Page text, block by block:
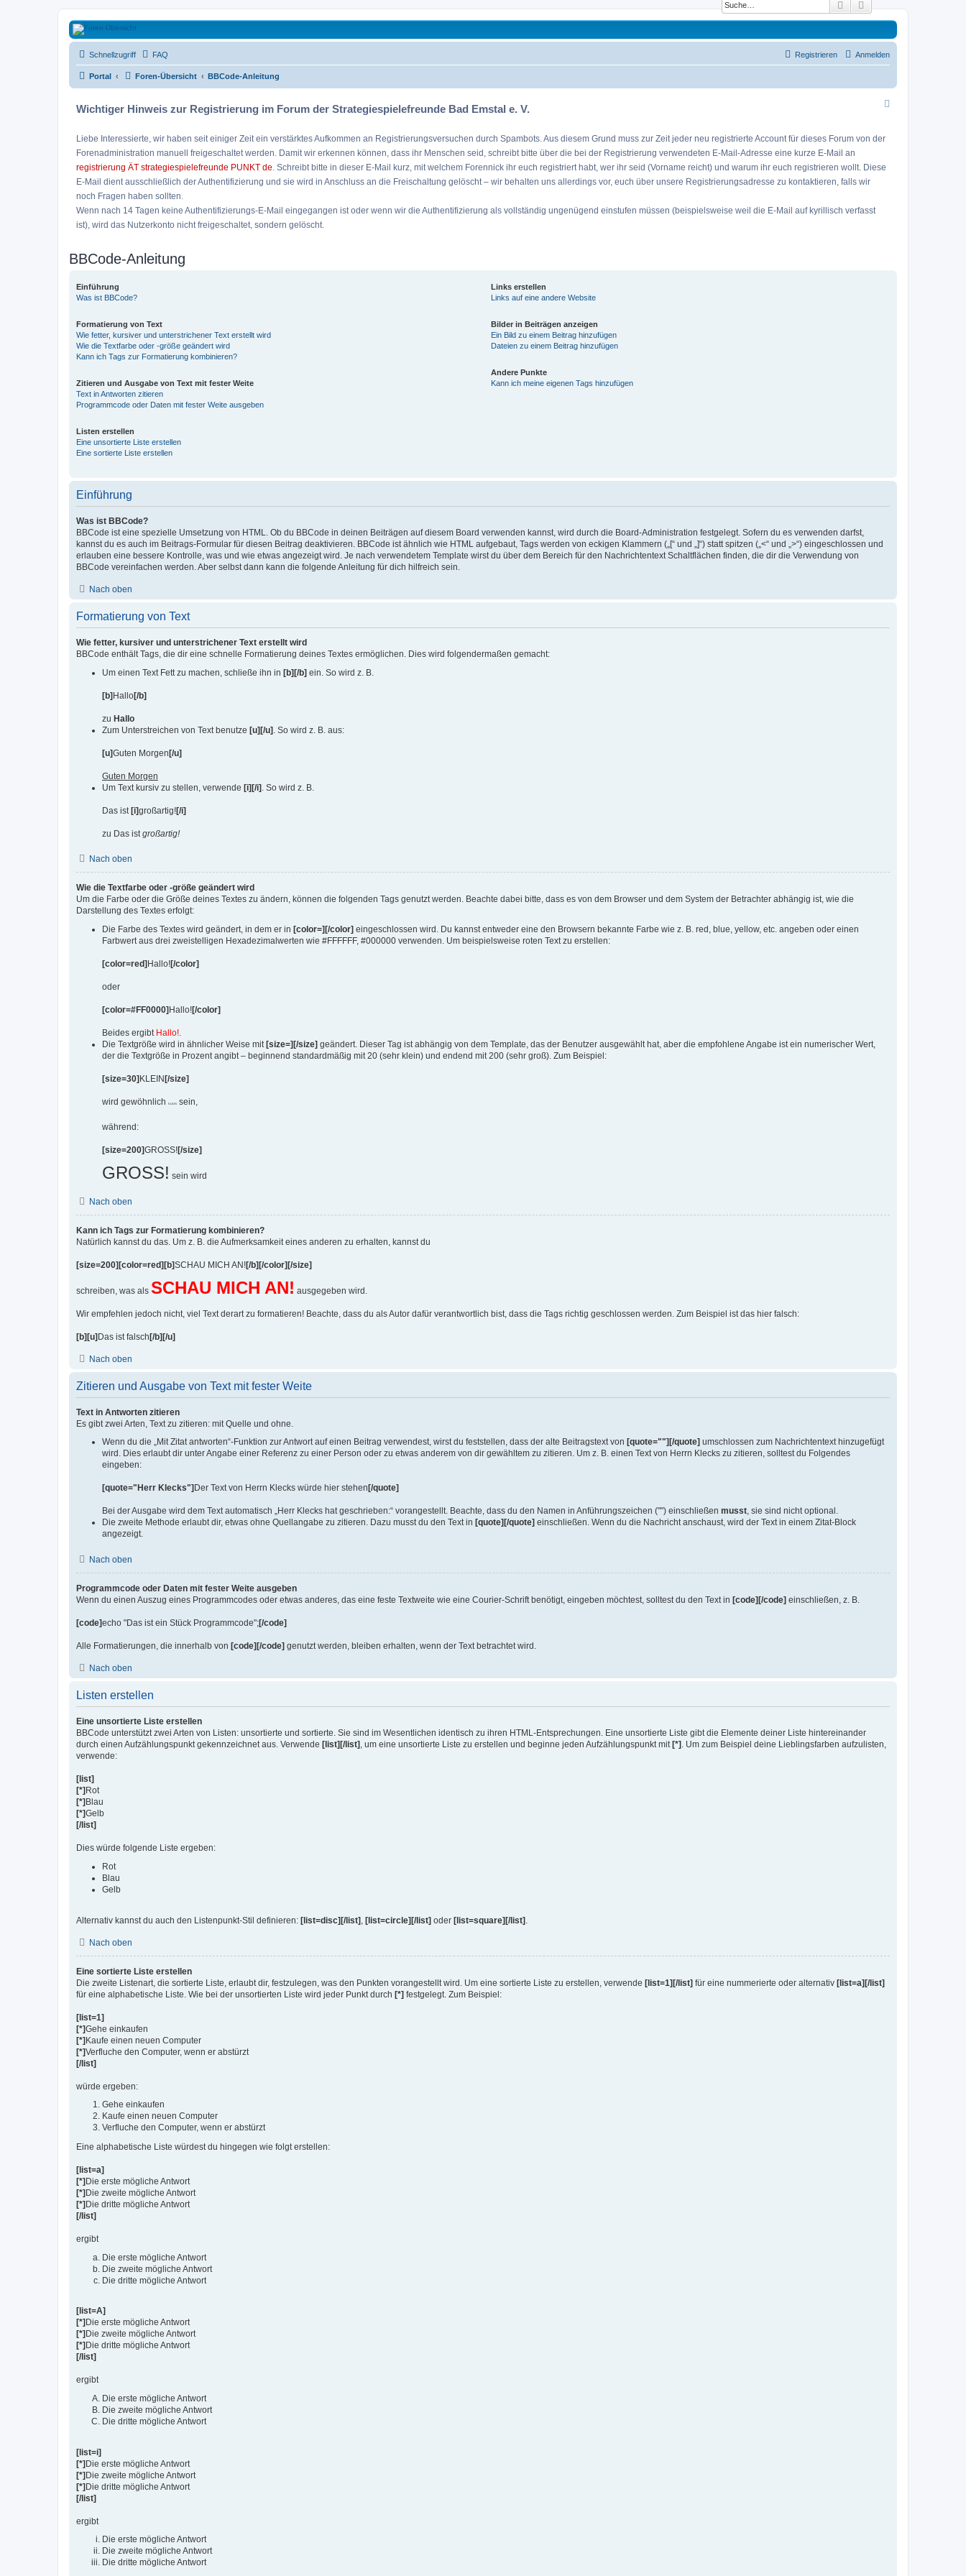
Suche
Strategiespielefreunde Bad Emstal e.V.
Das Forum der Strategiespielefreunde Bad Emstal e.V. - Tabletop und mehr
Schnellzugriff FAQ Anmelden
Registrieren
Portal Foren-Übersicht BBCode-Anleitung
Wichtiger Hinweis zur Registrierung im Forum der Strategiespielefreunde Bad Emstal e. V.
Liebe Interessierte, wir haben seit einiger Zeit ein verstärktes Aufkommen an Registrierungsversuchen durch Spambots. Aus diesem Grund muss zur Zeit jeder neu registrierte Account für dieses Forum von der
Forenadministration manuell freigeschaltet werden. Damit wir erkennen können, dass ihr Menschen seid, schreibt bitte über die bei der Registrierung verwendeten E-Mail-Adresse eine kurze E-Mail an
registrierung ÄT strategiespielefreunde PUNKT de. Schreibt bitte in dieser E-Mail kurz, mit welchem Forennick ihr euch registriert habt, wer ihr seid (Vorname reicht) und warum ihr euch registrieren wollt. Diese
E-Mail dient ausschließlich der Authentifizierung und sie wird in Anschluss an die Freischaltung gelöscht – wir behalten uns allerdings vor, euch über unsere Registrierungsadresse zu kontaktieren, falls wir
noch Fragen haben sollten.
Wenn nach 14 Tagen keine Authentifizierungs-E-Mail eingegangen ist oder wenn wir die Authentifizierung als vollständig ungenügend einstufen müssen (beispielsweise weil die E-Mail auf kyrillisch verfasst
ist), wird das Nutzerkonto nicht freigeschaltet, sondern gelöscht.
BBCode-Anleitung
Einführung
Was ist BBCode?
Formatierung von Text
Wie fetter, kursiver und unterstrichener Text erstellt wird
Wie die Textfarbe oder -größe geändert wird
Kann ich Tags zur Formatierung kombinieren?
Zitieren und Ausgabe von Text mit fester Weite
Text in Antworten zitieren
Programmcode oder Daten mit fester Weite ausgeben
Listen erstellen
Eine unsortierte Liste erstellen
Eine sortierte Liste erstellen
Links erstellen
Links auf eine andere Website
Bilder in Beiträgen anzeigen
Ein Bild zu einem Beitrag hinzufügen
Dateien zu einem Beitrag hinzufügen
Andere Punkte
Kann ich meine eigenen Tags hinzufügen
Einführung
Was ist BBCode?
BBCode ist eine spezielle Umsetzung von HTML. Ob du BBCode in deinen Beiträgen auf diesem Board verwenden kannst, wird durch die Board-Administration festgelegt. Sofern du es verwenden darfst,
kannst du es auch im Beitrags-Formular für diesen Beitrag deaktivieren. BBCode ist ähnlich wie HTML aufgebaut, Tags werden von eckigen Klammern („[“ und „]“) statt spitzen („<“ und „>“) eingeschlossen und
erlauben eine bessere Kontrolle, was und wie etwas angezeigt wird. Je nach verwendetem Template wirst du über dem Bereich für den Nachrichtentext Schaltflächen finden, die dir die Verwendung von
BBCode vereinfachen werden. Aber selbst dann kann die folgende Anleitung für dich hilfreich sein.
Nach oben
Formatierung von Text
Wie fetter, kursiver und unterstrichener Text erstellt wird
BBCode enthält Tags, die dir eine schnelle Formatierung deines Textes ermöglichen. Dies wird folgendermaßen gemacht:
Um einen Text Fett zu machen, schließe ihn in [b][/b] ein. So wird z. B.
[b]Hallo[/b]
zu Hallo
Zum Unterstreichen von Text benutze [u][/u] . So wird z. B. aus:
[u]Guten Morgen[/u]
Guten Morgen
Um Text kursiv zu stellen, verwende [i][/i] . So wird z. B.
Das ist [i]großartig![/i]
zu Das ist großartig!
Nach oben
Wie die Textfarbe oder -größe geändert wird
Um die Farbe oder die Größe deines Textes zu ändern, können die folgenden Tags genutzt werden. Beachte dabei bitte, dass es von dem Browser und dem System der Betrachter abhängig ist, wie die
Darstellung des Textes erfolgt:
Die Farbe des Textes wird geändert, in dem er in [color=][/color] eingeschlossen wird. Du kannst entweder eine den Browsern bekannte Farbe wie z. B. red, blue, yellow, etc. angeben oder einen
Farbwert aus drei zweistelligen Hexadezimalwerten wie #FFFFFF, #000000 verwenden. Um beispielsweise roten Text zu erstellen:
[color=red] Hallo![/color]
oder
[color=#FF0000] Hallo![/color]
Beides ergibt Hallo!.
Die Textgröße wird in ähnlicher Weise mit [size=][/size] geändert. Dieser Tag ist abhängig von dem Template, das der Benutzer ausgewählt hat, aber die empfohlene Angabe ist ein numerischer Wert,
der die Textgröße in Prozent angibt – beginnend standardmäßig mit 20 (sehr klein) und endend mit 200 (sehr groß). Zum Beispiel:
[size=30] KLEIN [/size]
wird gewöhnlich KLEIN sein,
während:
[size=200]GROSS![/size]
GROSS! sein wird
Nach oben
Kann ich Tags zur Formatierung kombinieren?
Natürlich kannst du das. Um z. B. die Aufmerksamkeit eines anderen zu erhalten, kannst du
[size=200][color=red][b]SCHAU MICH AN![/b][/color][/size]
schreiben, was als SCHAU MICH AN! ausgegeben wird.
Wir empfehlen jedoch nicht, viel Text derart zu formatieren! Beachte, dass du als Autor dafür verantwortlich bist, dass die Tags richtig geschlossen werden. Zum Beispiel ist das hier falsch:
[b][u]Das ist falsch[/b][/u]
Nach oben
Zitieren und Ausgabe von Text mit fester Weite
Text in Antworten zitieren
Es gibt zwei Arten, Text zu zitieren: mit Quelle und ohne.
Wenn du die „Mit Zitat antworten“-Funktion zur Antwort auf einen Beitrag verwendest, wirst du feststellen, dass der alte Beitragstext von [quote=""][/quote] umschlossen zum Nachrichtentext hinzugefügt
wird. Dies erlaubt dir unter Angabe einer Referenz zu einer Person oder zu etwas anderem von dir gewähltem zu zitieren. Um z. B. einen Text von Herrn Klecks zu zitieren, solltest du Folgendes
eingeben:
[quote="Herr Klecks"] Der Text von Herrn Klecks würde hier stehen [/quote]
Bei der Ausgabe wird dem Text automatisch „Herr Klecks hat geschrieben:“ vorangestellt. Beachte, dass du den Namen in Anführungszeichen ("") einschließen musst, sie sind nicht optional.
Die zweite Methode erlaubt dir, etwas ohne Quellangabe zu zitieren. Dazu musst du den Text in [quote][/quote] einschließen. Wenn du die Nachricht anschaust, wird der Text in einem Zitat-Block
angezeigt.
Nach oben
Programmcode oder Daten mit fester Weite ausgeben
Wenn du einen Auszug eines Programmcodes oder etwas anderes, das eine feste Textweite wie eine Courier-Schrift benötigt, eingeben möchtest, solltest du den Text in [code][/code] einschließen, z. B.
[code]echo "Das ist ein Stück Programmcode";[/code]
Alle Formatierungen, die innerhalb von [code][/code] genutzt werden, bleiben erhalten, wenn der Text betrachtet wird.
Nach oben
Listen erstellen
Eine unsortierte Liste erstellen
BBCode unterstützt zwei Arten von Listen: unsortierte und sortierte. Sie sind im Wesentlichen identisch zu ihren HTML-Entsprechungen. Eine unsortierte Liste gibt die Elemente deiner Liste hintereinander
durch einen Aufzählungspunkt gekennzeichnet aus. Verwende [list][/list] , um eine unsortierte Liste zu erstellen und beginne jeden Aufzählungspunkt mit [*] . Um zum Beispiel deine Lieblingsfarben aufzulisten,
verwende:
[list]
[*] Rot
[*] Blau
[*]Gelb
[/list]
Dies würde folgende Liste ergeben:
Rot
Blau
Gelb
Alternativ kannst du auch den Listenpunkt-Stil definieren: [list=disc][/list] [list=circle][/list] oder [list=square][/list]
Nach oben
Eine sortierte Liste erstellen
Die zweite Listenart, die sortierte Liste, erlaubt dir, festzulegen, was den Punkten vorangestellt wird. Um eine sortierte Liste zu erstellen, verwende [list=1][/list] für eine nummerierte oder alternativ [list=a][/list]
für eine alphabetische Liste. Wie bei der unsortierten Liste wird jeder Punkt durch [*] festgelegt. Zum Beispiel:
[list=1]
[*]Gehe einkaufen
[*]Kaufe einen neuen Computer
[*]Verfluche den Computer, wenn er abstürzt
[/list]
würde ergeben:
Gehe einkaufen
Kaufe einen neuen Computer
Verfluche den Computer, wenn er abstürzt
Eine alphabetische Liste würdest du hingegen wie folgt erstellen:
[list=a]
[*] Die erste mögliche Antwort
[*] Die zweite mögliche Antwort
[*] Die dritte mögliche Antwort
[/list]
ergibt
Die erste mögliche Antwort
Die zweite mögliche Antwort
Die dritte mögliche Antwort
[list=A]
[*] Die erste mögliche Antwort
[*] Die zweite mögliche Antwort
[*] Die dritte mögliche Antwort
[/list]
ergibt
Die erste mögliche Antwort
Die zweite mögliche Antwort
Die dritte mögliche Antwort
[list=i]
[*]Die erste mögliche Antwort
[*]Die zweite mögliche Antwort
[*]Die dritte mögliche Antwort
[/list]
ergibt
Die erste mögliche Antwort
Die zweite mögliche Antwort
Die dritte mögliche Antwort